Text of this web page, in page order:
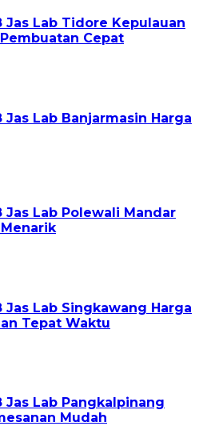
Jas Lab Tidore Kepulauan
Cepat
Jas Lab Banjarmasin Harga
Jas Lab Polewali Mandar
Jas Lab Singkawang Harga
Tepat Waktu
Jas Lab Pangkalpinang
Mudah